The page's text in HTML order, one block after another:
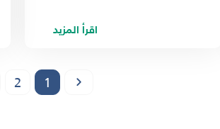
اقرأ المزيد
1
2